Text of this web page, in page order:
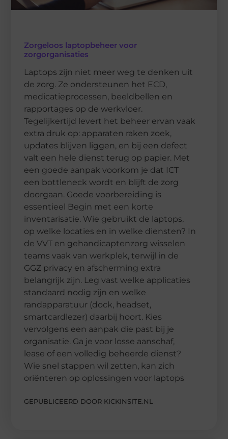
Zorgeloos laptopbeheer voor
zorgorganisaties
Laptops zijn niet meer weg te denken uit
de zorg. Ze ondersteunen het ECD,
medicatieprocessen, beeldbellen en
rapportages op de werkvloer.
Tegelijkertijd levert het beheer ervan vaak
extra druk op: apparaten raken zoek,
updates blijven liggen, en bij een defect
valt een hele dienst terug op papier. Met
een goede aanpak voorkom je dat ICT
een bottleneck wordt en blijft de zorg
doorgaan. Goede voorbereiding is
essentieel Begin met een korte
inventarisatie. Wie gebruikt de laptops,
op welke locaties en in welke diensten? In
de VVT en gehandicaptenzorg wisselen
teams vaak van werkplek, terwijl in de
GGZ privacy en afscherming extra
belangrijk zijn. Leg vast welke applicaties
standaard nodig zijn en welke
randapparatuur (dock, headset,
smartcardlezer) daarbij hoort. Kies
vervolgens een aanpak die past bij je
organisatie. Ga je voor losse aanschaf,
lease of een volledig beheerde dienst?
Wie snel stappen wil zetten, kan zich
oriënteren op oplossingen voor laptops
GEPUBLICEERD DOOR KICKINSITE.NL